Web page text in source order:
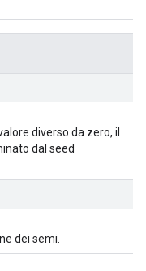
diverso da zero, il
dal seed
dei semi.